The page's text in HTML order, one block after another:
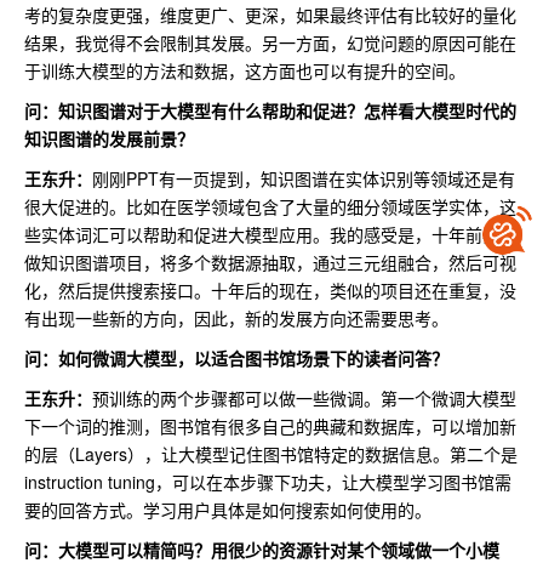
考的复杂度更强，维度更广、更深，如果最终评估有比较好的量化
结果，我觉得不会限制其发展。另一方面，幻觉问题的原因可能在
于训练大模型的方法和数据，这方面也可以有提升的空间。
问： 知识图谱对于大模型有什么帮助和促进？怎样看大模型时代的
知识图谱的发展前景？
王东升： 刚刚PPT有一页提到，知识图谱在实体识别等领域还是有
很大促进的。比如在医学领域包含了大量的细分领域医学实体，这
些实体词汇可以帮助和促进大模型应用。我的感受是，十年前我在
做知识图谱项目，将多个数据源抽取，通过三元组融合，然后可视
化，然后提供搜索接口。十年后的现在，类似的项目还在重复，没
有出现一些新的方向，因此，新的发展方向还需要思考。
问： 如何微调大模型，以适合图书馆场景下的读者问答？
王东升： 预训练的两个步骤都可以做一些微调。第一个微调大模型
下一个词的推测，图书馆有很多自己的典藏和数据库，可以增加新
的层（Layers），让大模型记住图书馆特定的数据信息。第二个是
instruction tuning，可以在本步骤下功夫，让大模型学习图书馆需
要的回答方式。学习用户具体是如何搜索如何使用的。
问： 大模型可以精简吗？用很少的资源针对某个领域做一个小模